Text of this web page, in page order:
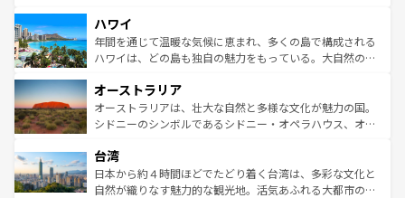
ば市内交通費無料で観光を楽しむこともできる。 なお、新
着のスイス情報はコンテンツ一覧 を参照してほしい。
のような巨大都市は、観光、ショッピング、エンターテイ
ンメントが詰まった刺激的なスポットだ。一方、アメリカ
西部には大自然が広がり、グランドキャニオンやイエロー
部のニューオーリンズでは、音楽と美食が融合した独特の
文化が魅力。旅行者はアメリカの各地域で異なる魅力を楽
しみながら、その多様性と豊かな歴史を感じることができ
ならではの贅沢な旅のスタイルだ。 なお、新着のアメリカ
情報はコンテンツ一覧を参照してほしい。
ハワイ
年間を通じて温暖な気候に恵まれ、多くの島で構成される
ハワイは、どの島も独自の魅力をもっている。大自然の神
ワイ島は見逃せない。また、定番の観光地といえばオアフ
島だが、静かな自然を求めるならマウイ島やカウアイ島が
おすすめ。エメラルドグリーンに輝く海をはじめ、豊かな
れるおもてなしの心で訪れる人々を迎えてくれるハワイの
人々、おいしいローカルフードやハワイアンミュージッ
ク、伝統的なフラダンスなど、すべてがハワイの魅力を彩
オーストラリア
オーストラリアは、壮大な自然と多様な文化が魅力の国。
シドニーのシンボルであるシドニー・オペラハウス、オー
リアリーフや大陸中央部にそびえるウルル（エアーズロッ
ク）、タスマニアの美しい原生林やケアンズの熱帯雨林な
ど、見どころがたくさん。また、カフェやワイン、オージ
台湾
日本から約４時間ほどでたどり着く台湾は、多彩な文化と
自然が織りなす魅力的な観光地。活気あふれる大都市の台